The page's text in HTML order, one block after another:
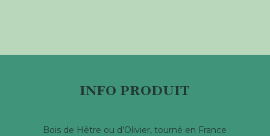
INFO PRODUIT
Bois de Hêtre ou d’Olivier, tourné en France